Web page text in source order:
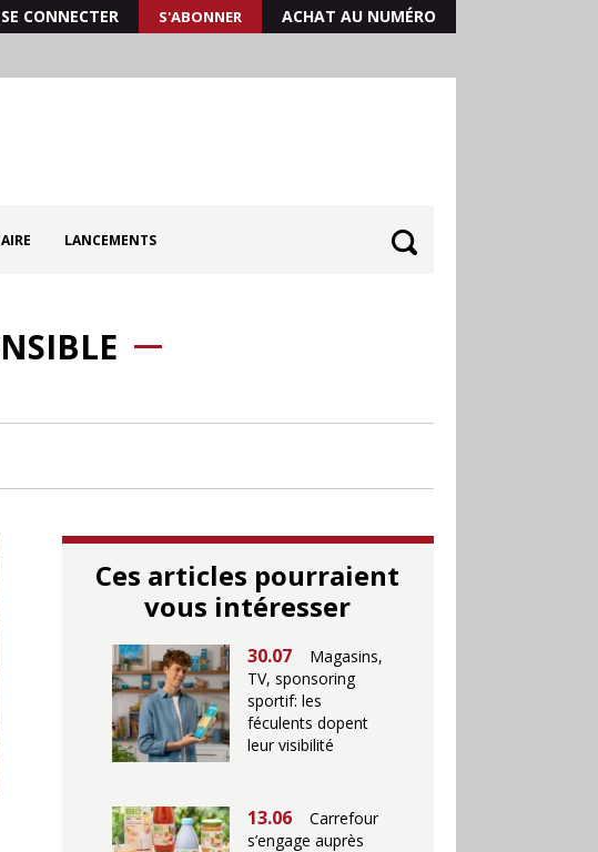
SE CONNECTER S'ABONNER ACHAT AU NUMÉRO
LANCEMENTS
Ces articles pourraient
vous intéresser
30.07
Magasins,
TV, sponsoring
sportif: les
féculents dopent
leur visibilité
13.06
Carrefour
s’engage auprès